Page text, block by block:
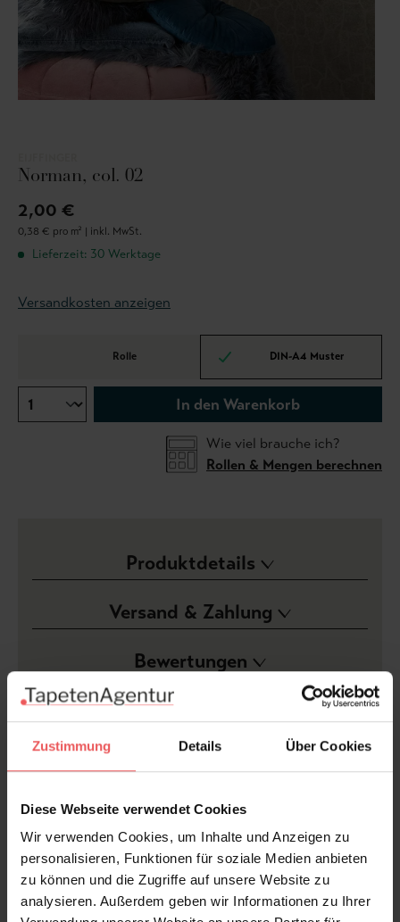
Zustimmung Details Über Cookies
Diese Webseite verwendet Cookies
Wir verwenden Cookies, um Inhalte und Anzeigen zu
personalisieren, Funktionen für soziale Medien anbieten
zu können und die Zugriffe auf unsere Website zu
analysieren. Außerdem geben wir Informationen zu Ihrer
Norman, col. 02
2,00 €
0,38 € pro m² | inkl. MwSt.
Lieferzeit: 30 Werktage
Versandkosten anzeigen
Rolle DIN-A4 Muster
In den Warenkorb
Wie viel brauche ich?
Rollen & Mengen berechnen
Produktdetails
Versand & Zahlung
Bewertungen
Sie haben Fragen zum Produkt?
+49 (0)221 932 81 82